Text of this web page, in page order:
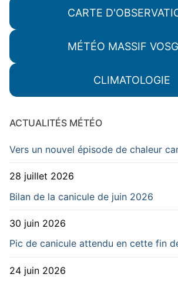
CARTE
MÉTÉO MASSIF
CLIMATOLOGIE
ACTUALITÉS MÉTÉO
Vers un nouvel épisode de chaleur
28 juillet 2026
Bilan de la canicule de juin 2026
30 juin 2026
Pic de canicule attendu en cette fin
24 juin 2026